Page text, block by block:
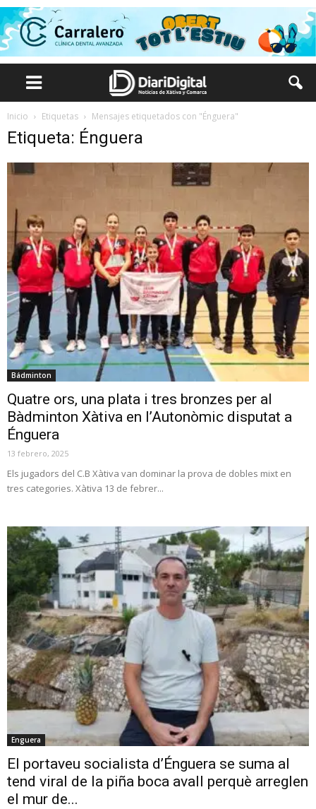
Inicio Etiquetas Mensajes etiquetados con "Énguera"
Etiqueta: Énguera
Bádminton
Quatre ors, una plata i tres bronzes per al
Bàdminton Xàtiva en l’Autonòmic disputat a
Énguera
13 febrero, 2025
Els jugadors del C.B Xàtiva van dominar la prova de dobles mixt en
tres categories. Xàtiva 13 de febrer...
Enguera
El portaveu socialista d’Énguera se suma al
tend viral de la piña boca avall perquè arreglen
el mur de...